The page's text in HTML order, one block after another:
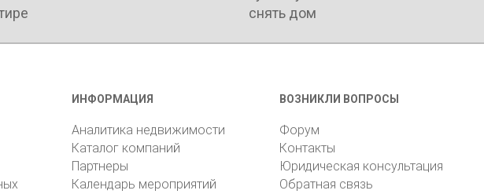
снять дом
ИНФОРМАЦИЯ
Аналитика недвижимости
Каталог компаний
Партнеры
Календарь мероприятий
ВОЗНИКЛИ ВОПРОСЫ
Форум
Контакты
Юридическая консультация
Обратная связь